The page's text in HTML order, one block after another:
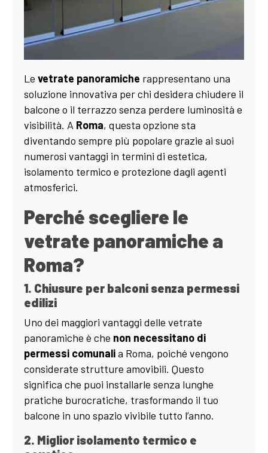
Le vetrate panoramiche rappresentano una
soluzione innovativa per chi desidera chiudere il
balcone o il terrazzo senza perdere luminosità e
visibilità. A Roma, questa opzione sta
diventando sempre più popolare grazie ai suoi
numerosi vantaggi in termini di estetica,
isolamento termico e protezione dagli agenti
atmosferici.
Perché scegliere le
vetrate panoramiche a
Roma?
1. Chiusure per balconi senza permessi
edilizi
Uno dei maggiori vantaggi delle vetrate
panoramiche è che non necessitano di
permessi comunalia Roma, poiché vengono
considerate strutture amovibili. Questo
significa che puoi installarle senza lunghe
pratiche burocratiche, trasformando il tuo
balcone in uno spazio vivibile tutto l’anno.
2. Miglior isolamento termico e